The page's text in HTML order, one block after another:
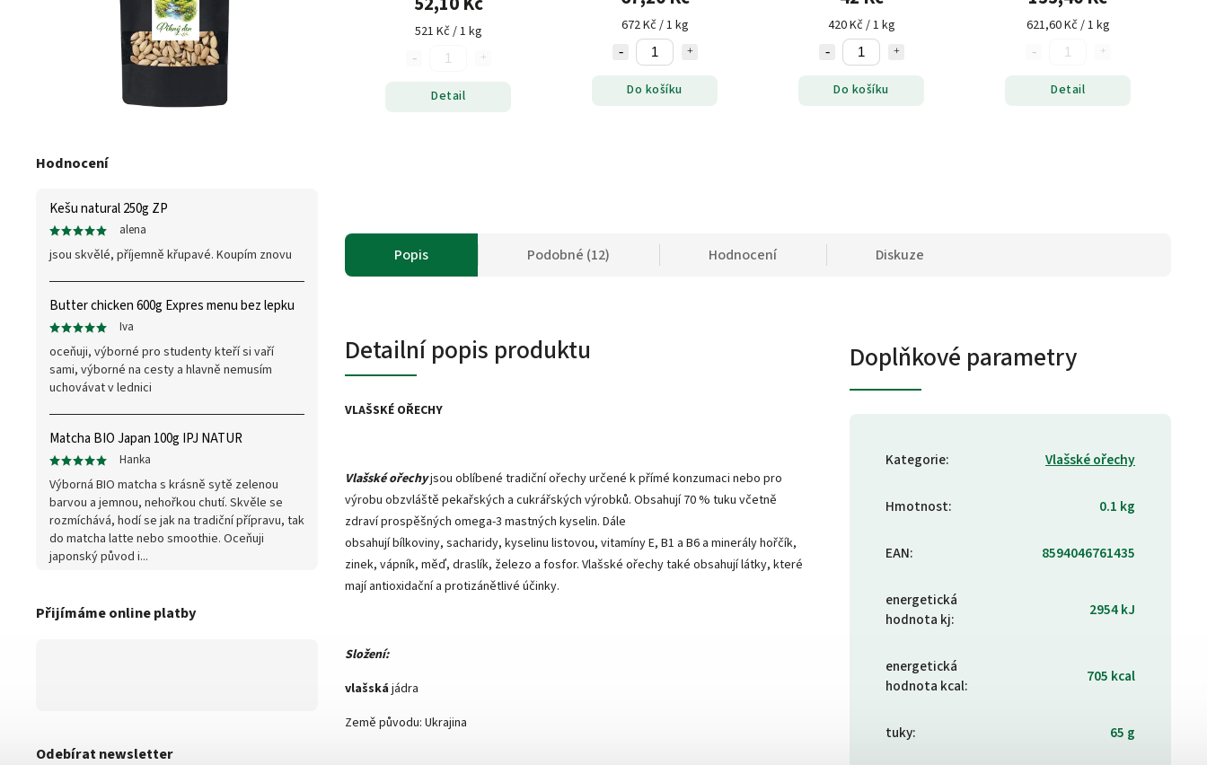
Hodnocení
Kešu natural 250g ZP
alena
jsou skvělé, příjemně křupavé. Koupím znovu
Butter chicken 600g Expres menu bez lepku
Iva
oceňuji, výborné pro studenty kteří si vaří
sami, výborné na cesty a hlavně nemusím
uchovávat v lednici
Matcha BIO Japan 100g IPJ NATUR
Hanka
Výborná BIO matcha s krásně sytě zelenou
barvou a jemnou, nehořkou chutí. Skvěle se
rozmíchává, hodí se jak na tradiční přípravu, tak
do matcha latte nebo smoothie. Oceňuji
japonský původ i...
Přijímáme online platby
Odebírat newsletter
521 Kč / 1 kg
Detail
672 Kč / 1 kg
Do košíku
420 Kč / 1 kg
Do košíku
621,60 Kč / 1 kg
Detail
Popis Podobné (12) Hodnocení Diskuze
Detailní popis produktu
VLAŠSKÉ OŘECHY
Vlašské ořechyjsou oblíbené tradiční ořechy určené k přímé konzumaci nebo pro
výrobu obzvláště pekařských a cukrářských výrobků. Obsahují 70 % tuku včetně
zdraví prospěšných omega-3 mastných kyselin. Dále
obsahují bílkoviny, sacharidy, kyselinu listovou, vitamíny E, B1 a B6 a minerály hořčík,
zinek, vápník, měď, draslík, železo a fosfor. Vlašské ořechy také obsahují látky, které
mají antioxidační a protizánětlivé účinky.
Složení:
vlašská jádra
Země původu: Ukrajina
Doplňkové parametry
Kategorie: Vlašské ořechy
Hmotnost: 0.1 kg
EAN: 8594046761435
energetická
hodnota kj: 2954 kJ
energetická
hodnota kcal: 705 kcal
tuky: 65 g